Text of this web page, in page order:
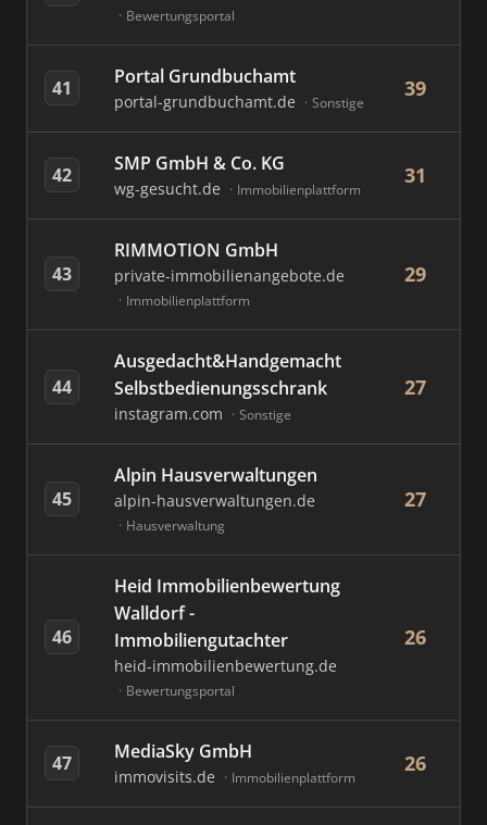
Bewertungsportal
41 Portal Grundbuchamt
portal-grundbuchamt.de Sonstige
39
42 SMP GmbH & Co. KG
wg-gesucht.de Immobilienplattform
31
43
RIMMOTION GmbH
private-immobilienangebote.de
Immobilienplattform
29
44
Ausgedacht&Handgemacht
Selbstbedienungsschrank
instagram.com Sonstige
27
45
Alpin Hausverwaltungen
alpin-hausverwaltungen.de
Hausverwaltung
27
46
Heid Immobilienbewertung
Walldorf -
Immobiliengutachter
heid-immobilienbewertung.de
Bewertungsportal
26
47 MediaSky GmbH
immovisits.de Immobilienplattform
26